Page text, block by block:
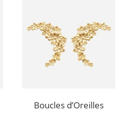
Boucles d’Oreilles